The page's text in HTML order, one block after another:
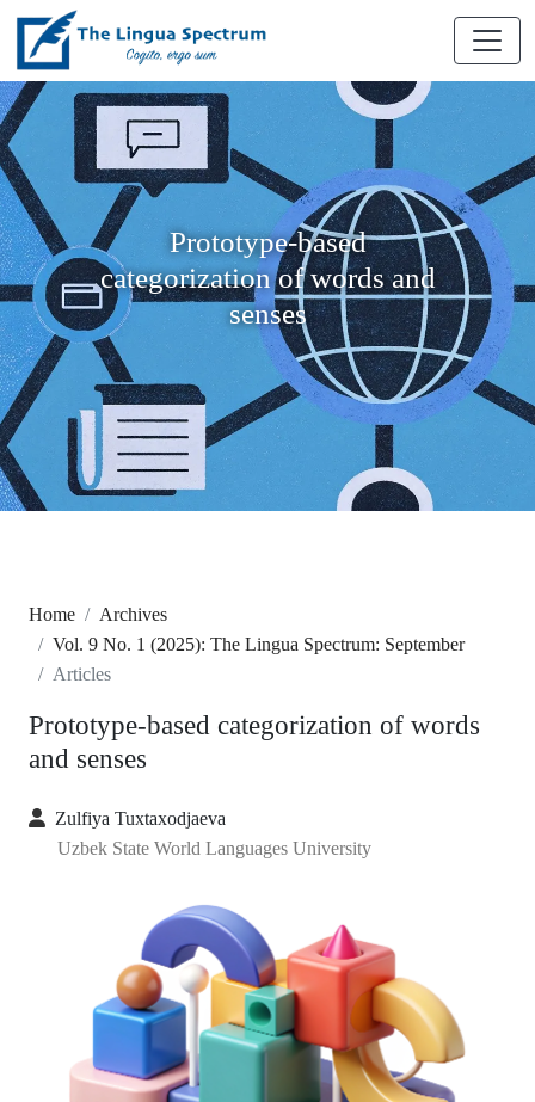
Prototype-based
categorization of words and
senses
Home
Archives
Vol. 9 No. 1 (2025): The Lingua Spectrum: September
Articles
Prototype-based categorization of words
and senses
Zulfiya Tuxtaxodjaeva
Uzbek State World Languages University